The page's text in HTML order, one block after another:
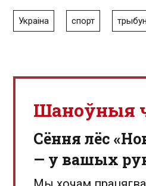
Украіна спорт
Шаноўныя
Сёння лёс
— у вашых